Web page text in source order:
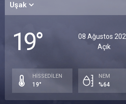
Uşak
19°
08 Ağustos
Açık
HİSSEDİLEN
19°
NEM
%64